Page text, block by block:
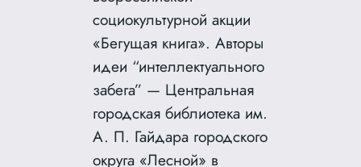
социокультурной акции
«Бегущая книга». Авторы
идеи “интеллектуального
забега” — Центральная
городская библиотека им.
А. П. Гайдара городского
округа «Лесной» в